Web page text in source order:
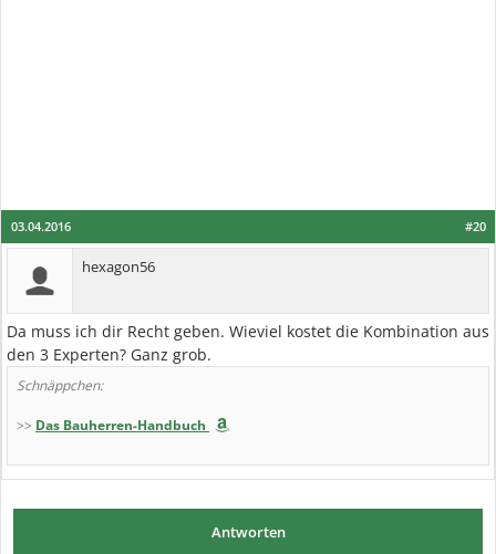
#20
03.04.2016
hexagon56
Da muss ich dir Recht geben. Wieviel kostet die Kombination aus
den 3 Experten? Ganz grob.
Schnäppchen:
>> Das Bauherren-Handbuch
Antworten